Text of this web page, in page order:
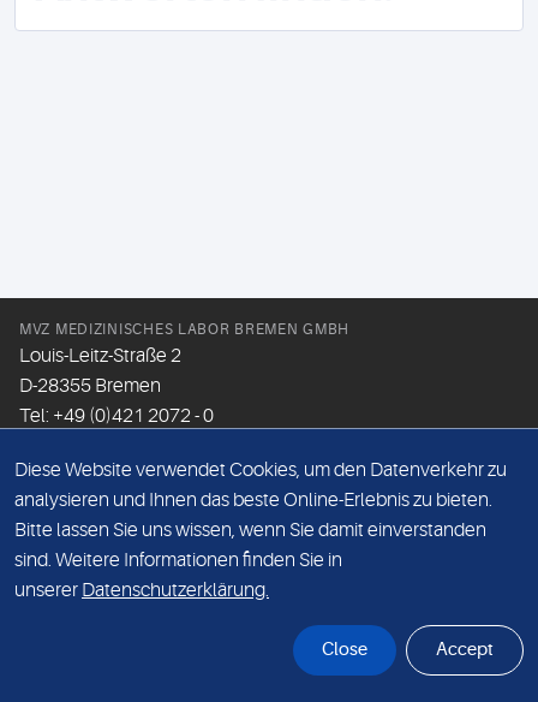
MVZ MEDIZINISCHES LABOR BREMEN GMBH
Louis-Leitz-Straße 2
D-28355 Bremen
Tel: +49 (0)421 2072 - 0
Email:info@mlhb.de
DATENSCHUTZ
IMPRESSUM
Diese Website verwendet Cookies, um den Datenverkehr zu
analysieren und Ihnen das beste Online-Erlebnis zu bieten.
Bitte lassen Sie uns wissen, wenn Sie damit einverstanden
sind. Weitere Informationen finden Sie in
unserer Datenschutzerklärung.
Close Accept